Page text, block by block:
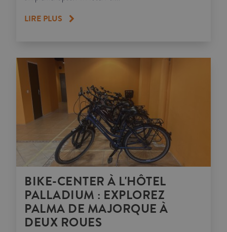
LIRE PLUS
BIKE-CENTER À L'HÔTEL
PALLADIUM : EXPLOREZ
PALMA DE MAJORQUE À
DEUX ROUES